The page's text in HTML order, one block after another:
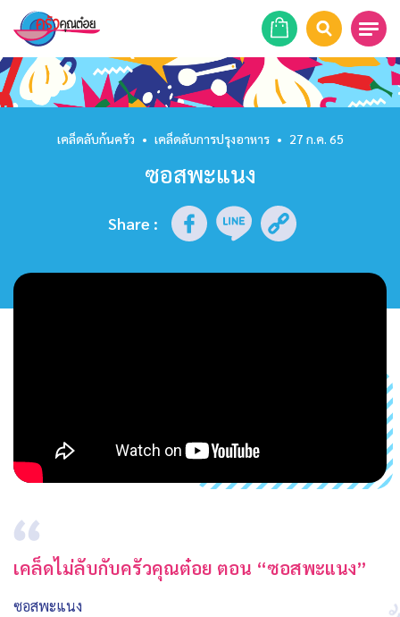
หน้าแรก
สูตรอาหาร
รายการย้อนหลัง
เคล็ดลับก้นครัว • เคล็ดลับการปรุงอาหาร • 27 ก.ค. 65
ซอสพะแนง
Share :
เคล็ดไม่ลับกับครัวคุณต๋อย ตอน “ซอสพะแนง”
ซอสพะแนง